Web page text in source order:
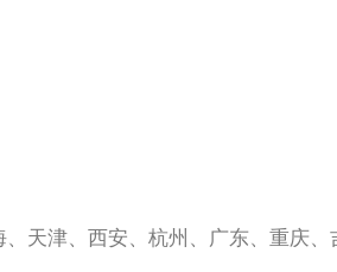
、天津、西安、杭州、广东、重庆